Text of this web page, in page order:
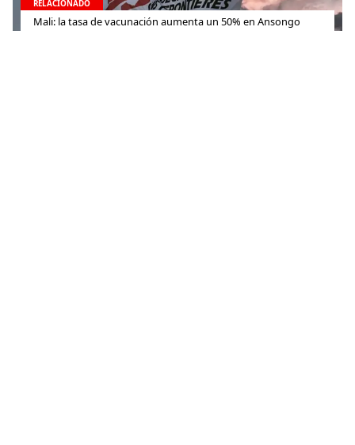
RELACIONADO
Mali: la tasa de vacunación aumenta un 50% en Ansongo